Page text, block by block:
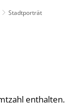
Stadtporträt
enthalten.